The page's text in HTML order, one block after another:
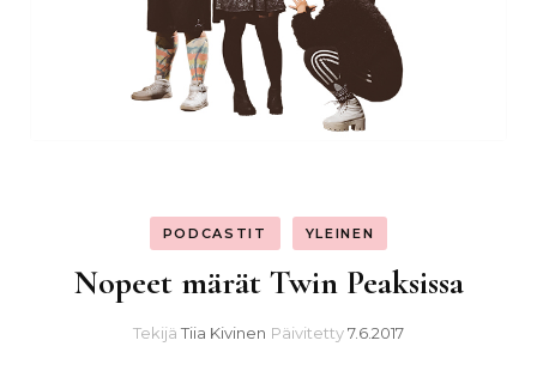
PODCASTIT YLEINEN
Nopeet märät Twin Peaksissa
Tekijä Tiia Kivinen Päivitetty7.6.2017